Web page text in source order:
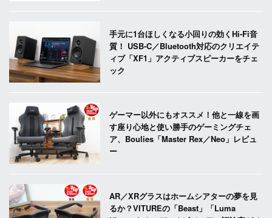
手元に1台ほしくなる小回りの効くHi-Fi音
質！ USB-C／Bluetooth対応のクリエイテ
ィブ「XF1」アクティブスピーカーをチェ
ック
ゲーマー以外にもオススメ！他と一線を画
す座り心地と使い勝手のゲーミングチェ
ア、Boulies「Master Rex／Neo」レビュ
ー
AR／XRグラスはホームシアターの夢を見
るか？VITUREの「Beast」「Luma